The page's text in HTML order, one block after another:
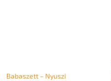
Babaszett – Nyuszi